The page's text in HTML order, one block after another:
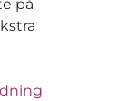
på